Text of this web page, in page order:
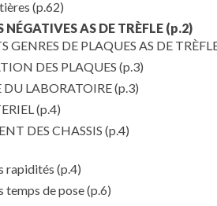
(p.62)
NÉGATIVES AS DE TRÈFLE (p.2)
GENRES DE PLAQUES AS DE
DES PLAQUES (p.3)
DU LABORATOIRE(p.3)
(p.4)
DES CHASSIS (p.4)
rapidités (p.4)
temps de pose(p.6)